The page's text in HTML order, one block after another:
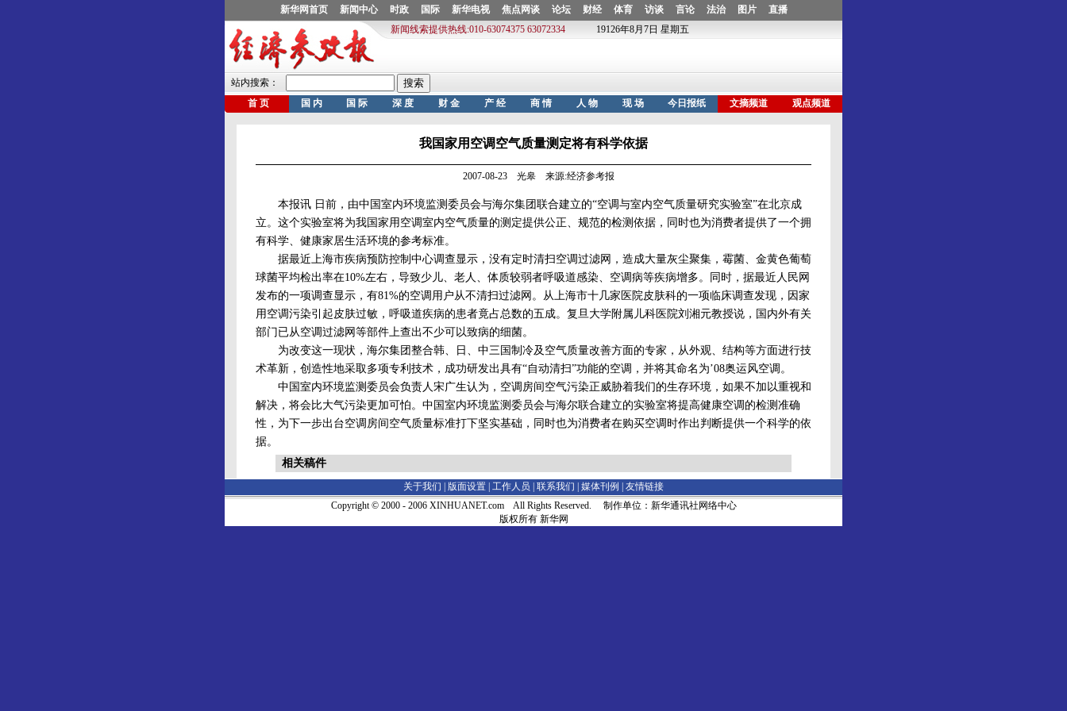
我国家用空调空气质量测定将有科学依据
2007-08-23 光皋 来源:经济参考报
本报讯 日前，由中国室内环境监测委员会与海尔集团联合建立的“空调与室内空气质量研究实验室”在北京成
立。这个实验室将为我国家用空调室内空气质量的测定提供公正、规范的检测依据，同时也为消费者提供了一个拥
有科学、健康家居生活环境的参考标准。
据最近上海市疾病预防控制中心调查显示，没有定时清扫空调过滤网，造成大量灰尘聚集，霉菌、金黄色葡萄
球菌平均检出率在10%左右，导致少儿、老人、体质较弱者呼吸道感染、空调病等疾病增多。同时，据最近人民网
发布的一项调查显示，有81%的空调用户从不清扫过滤网。从上海市十几家医院皮肤科的一项临床调查发现，因家
用空调污染引起皮肤过敏，呼吸道疾病的患者竟占总数的五成。复旦大学附属儿科医院刘湘元教授说，国内外有关
部门已从空调过滤网等部件上查出不少可以致病的细菌。
为改变这一现状，海尔集团整合韩、日、中三国制冷及空气质量改善方面的专家，从外观、结构等方面进行技
术革新，创造性地采取多项专利技术，成功研发出具有“自动清扫”功能的空调，并将其命名为’08奥运风空调。
中国室内环境监测委员会负责人宋广生认为，空调房间空气污染正威胁着我们的生存环境，如果不加以重视和
解决，将会比大气污染更加可怕。中国室内环境监测委员会与海尔联合建立的实验室将提高健康空调的检测准确
性，为下一步出台空调房间空气质量标准打下坚实基础，同时也为消费者在购买空调时作出判断提供一个科学的依
据。
相关稿件
关于我们 | 版面设置 工作人员 联系我们 媒体刊例
友情链接
Copyright © 2000 - 2006 XINHUANET.com All Rights Reserved. 制作单位：新华通讯社网络中心
版权所有 新华网